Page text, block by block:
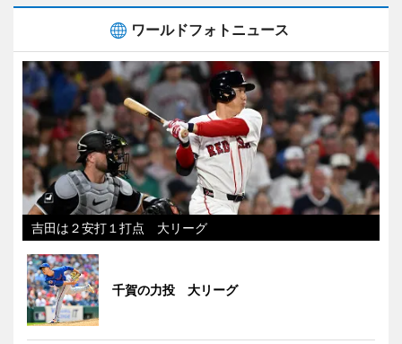
ワールドフォトニュース
吉田は２安打１打点 大リーグ
千賀の力投 大リーグ